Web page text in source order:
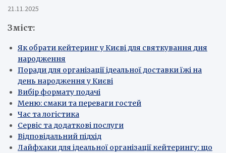
21.11.2025
Зміст:
Як обрати кейтеринг у Києві для святкування дня
народження
Поради для організації ідеальної доставки їжі на
день народження у Києві
Вибір формату подачі
Меню: смаки та переваги гостей
Час та логістика
Сервіс та додаткові послуги
Відповідальний підхід
Лайфхаки для ідеальної організації кейтерингу: що